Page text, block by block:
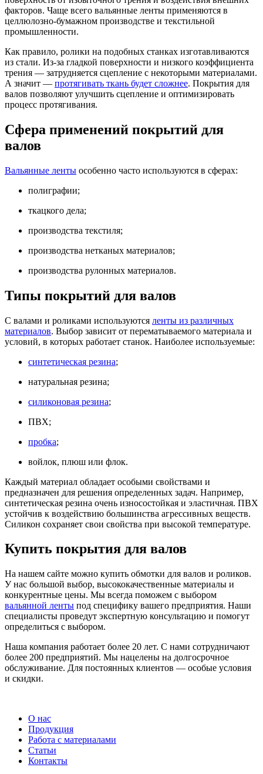
факторов. Чаще всего вальянные ленты применяются в
целлюлозно-бумажном производстве и текстильной
промышленности.
Как правило, ролики на подобных станках изготавливаются
из стали. Из-за гладкой поверхности и низкого коэффициента
трения — затрудняется сцепление с некоторыми материалами.
А значит — протягивать ткань будет сложнее. Покрытия для
валов позволяют улучшить сцепление и оптимизировать
процесс протягивания.
Сфера применений покрытий для
валов
Вальянные ленты особенно часто используются в сферах:
полиграфии;
ткацкого дела;
производства текстиля;
производства нетканых материалов;
производства рулонных материалов.
Типы покрытий для валов
С валами и роликами используются ленты из различных
материалов. Выбор зависит от перематываемого материала и
условий, в которых работает станок. Наиболее используемые:
синтетическая резина;
натуральная резина;
силиконовая резина;
ПВХ;
пробка;
войлок, плюш или флок.
Каждый материал обладает особыми свойствами и
предназначен для решения определенных задач. Например,
синтетическая резина очень износостойкая и эластичная. ПВХ
устойчив к воздействию большинства агрессивных веществ.
Силикон сохраняет свои свойства при высокой температуре.
Купить покрытия для валов
На нашем сайте можно купить обмотки для валов и роликов.
У нас большой выбор, высококачественные материалы и
конкурентные цены. Мы всегда поможем с выбором
вальянной ленты под специфику вашего предприятия. Наши
специалисты проведут экспертную консультацию и помогут
определиться с выбором.
Наша компания работает более 20 лет. С нами сотрудничают
более 200 предприятий. Мы нацелены на долгосрочное
обслуживание. Для постоянных клиентов — особые условия
и скидки.
О нас
Продукция
Работа с материалами
Статьи
Контакты